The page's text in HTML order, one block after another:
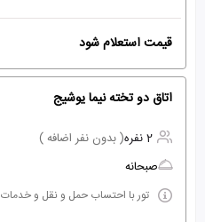
قیمت استعلام شود
اتاق دو تخته نیما یوشیج
2 نفره
( بدون نفر اضافه )
صبحانه
تور با احتساب حمل و نقل و خدمات